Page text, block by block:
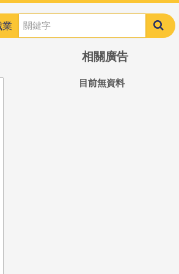
業
相關廣告
目前無資料